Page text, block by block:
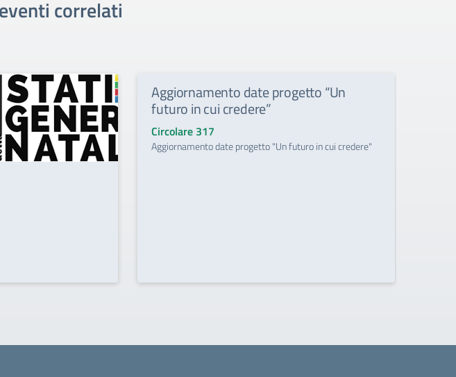
correlati
Aggiornamento date progetto “Un
futuro in cui credere”
Circolare 317
Aggiornamento date progetto "Un futuro in cui credere"